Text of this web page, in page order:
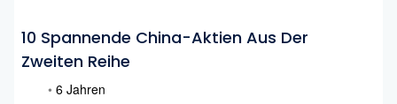
10 Spannende China-Aktien Aus Der
Zweiten Reihe
• 6 Jahren